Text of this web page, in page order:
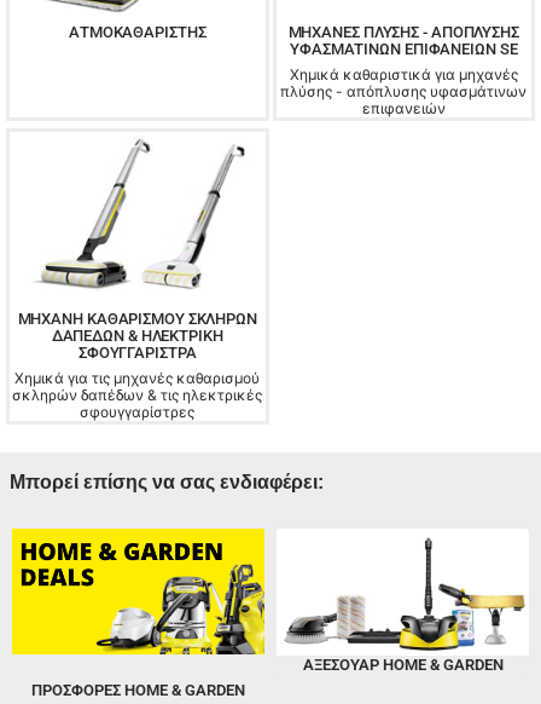
ΑΤΜΟΚΑΘΑΡΙΣΤΉΣ
ΜΗΧΑΝΈΣ ΠΛΎΣΗΣ - ΑΠΌΠΛΥΣΗΣ
ΥΦΑΣΜΆΤΙΝΩΝ ΕΠΙΦΑΝΕΙΏΝ SE
Χημικά καθαριστικά για μηχανές
πλύσης - απόπλυσης υφασμάτινων
επιφανειών
ΜΗΧΑΝΉ ΚΑΘΑΡΙΣΜΟΎ ΣΚΛΗΡΏΝ
ΔΑΠΈΔΩΝ & ΗΛΕΚΤΡΙΚΉ
ΣΦΟΥΓΓΑΡΊΣΤΡΑ
Χημικά για τις μηχανές καθαρισμού
σκληρών δαπέδων & τις ηλεκτρικές
σφουγγαρίστρες
Μπορεί επίσης να σας ενδιαφέρει:
ΠΡΟΣΦΟΡΈΣ HOME & GARDEN
ΑΞΕΣΟΥΑΡ HOME & GARDEN